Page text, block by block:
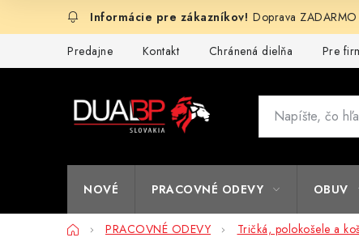
Doprava
Predajne Kontakt Chránená dielňa Pre
NOVÉ PRACOVNÉ ODEVY OBUV
DomovPRACOVNÉ ODEVY Tričká, polokošele a